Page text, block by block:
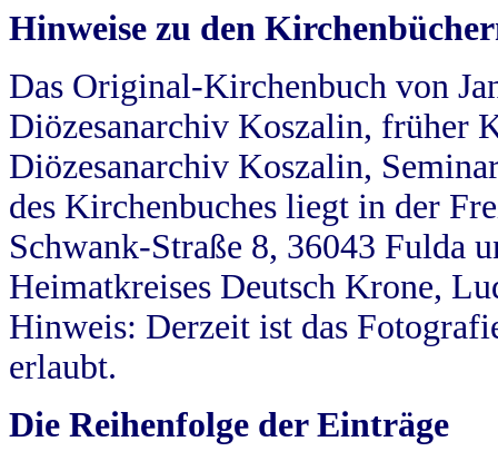
Hinweise zu den
Das Original-Kirchenbuch von
Diözesanarchiv Koszalin, früher
Diözesanarchiv Koszalin,
des Kirchenbuches liegt in der
Schwank-Straße 8, 36043 Fulda
Heimatkreises Deutsch Krone,
Hinweis: Derzeit ist das
erlaubt.
Die Reihenfolge der Einträge